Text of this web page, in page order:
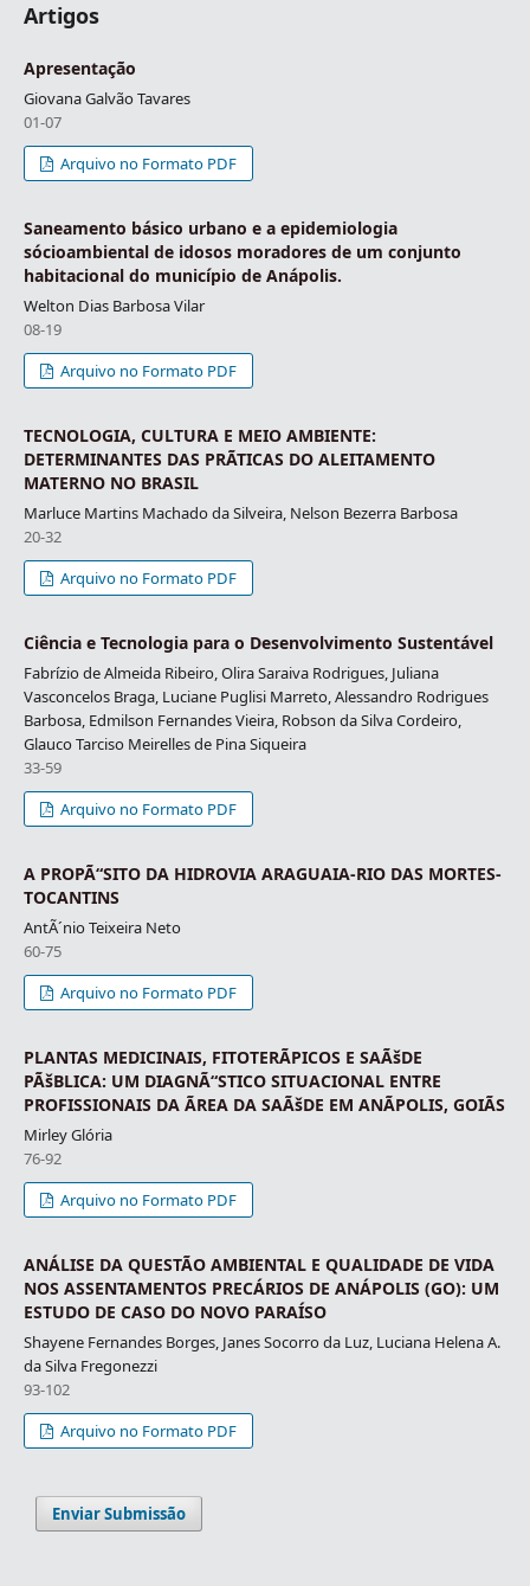
Artigos
Apresentação
Giovana Galvão Tavares
01-07
Arquivo no Formato PDF
Saneamento básico urbano e a epidemiologia
sócioambiental de idosos moradores de um conjunto
habitacional do município de Anápolis.
Welton Dias Barbosa Vilar
08-19
Arquivo no Formato PDF
TECNOLOGIA, CULTURA E MEIO AMBIENTE:
DETERMINANTES DAS PRÃTICAS DO ALEITAMENTO
MATERNO NO BRASIL
Marluce Martins Machado da Silveira, Nelson Bezerra Barbosa
20-32
Arquivo no Formato PDF
Ciência e Tecnologia para o Desenvolvimento Sustentável
Fabrízio de Almeida Ribeiro, Olira Saraiva Rodrigues, Juliana
Vasconcelos Braga, Luciane Puglisi Marreto, Alessandro Rodrigues
Barbosa, Edmilson Fernandes Vieira, Robson da Silva Cordeiro,
Glauco Tarciso Meirelles de Pina Siqueira
33-59
Arquivo no Formato PDF
A PROPÃ“SITO DA HIDROVIA ARAGUAIA-RIO DAS MORTES-
TOCANTINS
AntÃ´nio Teixeira Neto
60-75
Arquivo no Formato PDF
PLANTAS MEDICINAIS, FITOTERÃPICOS E SAÃšDE
PÃšBLICA: UM DIAGNÃ“STICO SITUACIONAL ENTRE
PROFISSIONAIS DA ÃREA DA SAÃšDE EM ANÃPOLIS, GOIÃS
Mirley Glória
76-92
Arquivo no Formato PDF
ANÁLISE DA QUESTÃO AMBIENTAL E QUALIDADE DE VIDA
NOS ASSENTAMENTOS PRECÁRIOS DE ANÁPOLIS (GO): UM
ESTUDO DE CASO DO NOVO PARAÍSO
Shayene Fernandes Borges, Janes Socorro da Luz, Luciana Helena A.
da Silva Fregonezzi
93-102
Arquivo no Formato PDF
Enviar Submissão